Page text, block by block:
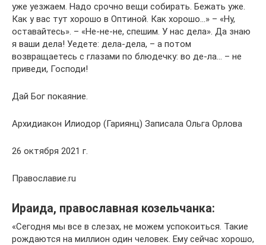
уже уезжаем. Надо срочно вещи собирать. Бежать уже.
Как у вас тут хорошо в Оптиной. Как хорошо…» – «Ну,
оставайтесь». – «Не-не-не, спешим. У нас дела». Да знаю
я ваши дела! Уедете: дела-дела, – а потом
возвращаетесь с глазами по блюдечку: во де-ла… – не
приведи, Господи!
Дай Бог покаяние.
Архидиакон Илиодор (Гариянц) Записала Ольга Орлова
26 октября 2021 г.
Православие.ru
Ираида, православная козельчанка:
«Сегодня мы все в слезах, не можем успокоиться. Такие
рождаются на миллион один человек. Ему сейчас хорошо,